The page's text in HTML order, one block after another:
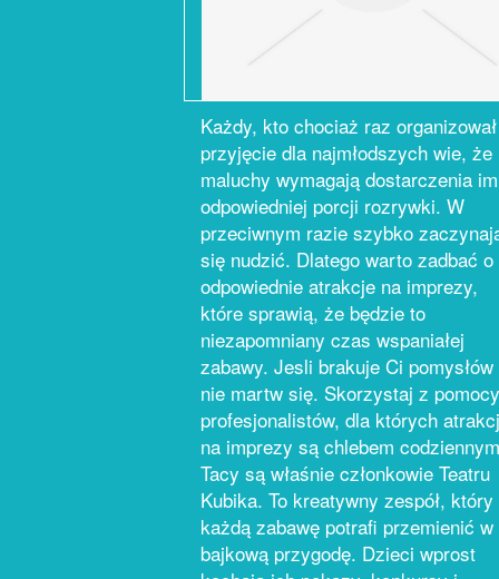
Każdy, kto chociaż raz organizował
przyjęcie dla najmłodszych wie, że
maluchy wymagają dostarczenia im
odpowiedniej porcji rozrywki. W
przeciwnym razie szybko
się nudzić. Dlatego warto zadbać o
odpowiednie atrakcje na imprezy,
które sprawią, że będzie to
niezapomniany czas wspaniałej
zabawy. Jesli brakuje Ci
nie martw się. Skorzystaj z pomocy
profesjonalistów, dla których
na imprezy są chlebem
Tacy są właśnie członkowie Teatru
Kubika. To kreatywny zespół, który
każdą zabawę potrafi przemienić w
bajkową przygodę. Dzieci wprost